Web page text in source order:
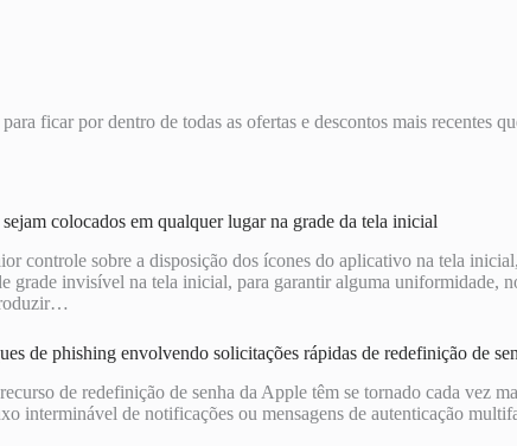
ficar por dentro de todas as ofertas e descontos mais recentes
colocados em qualquer lugar na grade da tela inicial
controle sobre a disposição dos ícones do aplicativo na tela
grade invisível na tela inicial, para garantir alguma
de phishing envolvendo solicitações rápidas de redefinição de
de redefinição de senha da Apple têm se tornado cada
interminável de notificações ou mensagens de autenticação